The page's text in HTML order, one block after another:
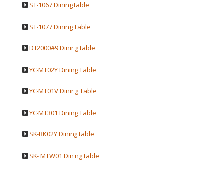
ST-1067 Dining table
ST-1077 Dining Table
DT2000#9 Dining table
YC-MT02Y Dining Table
YC-MT01V Dining Table
YC-MT301 Dining Table
SK-BK02Y Dining table
SK- MTW01 Dining table